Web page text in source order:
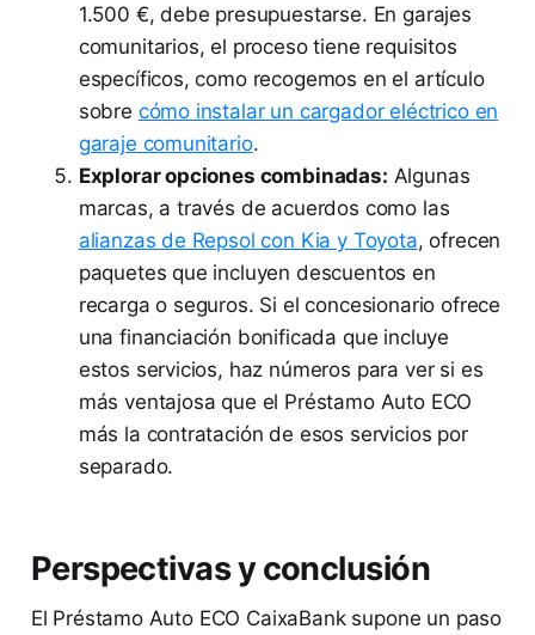
1.500 €, debe presupuestarse. En garajes
comunitarios, el proceso tiene requisitos
específicos, como recogemos en el artículo
sobre cómo instalar un cargador eléctrico en
garaje comunitario.
Explorar opciones combinadas: Algunas
marcas, a través de acuerdos como las
alianzas de Repsol con Kia y Toyota, ofrecen
paquetes que incluyen descuentos en
recarga o seguros. Si el concesionario ofrece
una financiación bonificada que incluye
estos servicios, haz números para ver si es
más ventajosa que el Préstamo Auto ECO
más la contratación de esos servicios por
separado.
Perspectivas y conclusión
El Préstamo Auto ECO CaixaBank supone un paso